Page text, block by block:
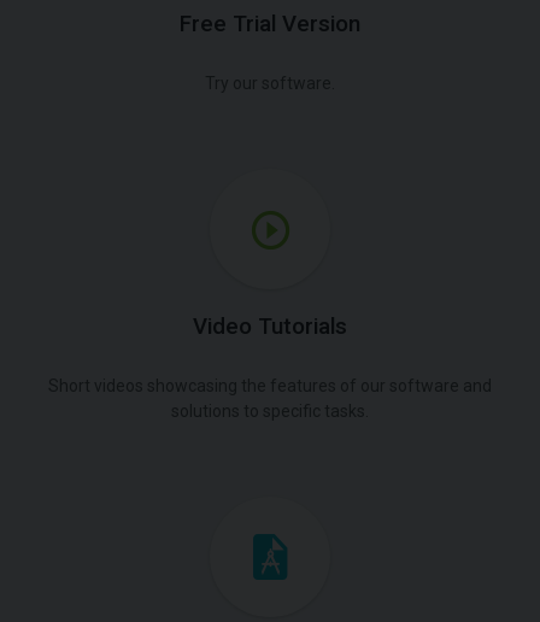
Free Trial Version
Video Tutorials